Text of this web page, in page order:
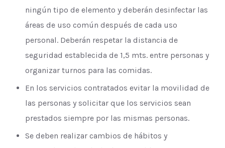
ningún tipo de elemento y deberán desinfectar las
áreas de uso común después de cada uso
personal. Deberán respetar la distancia de
seguridad establecida de 1,5 mts. entre personas y
organizar turnos para las comidas.
En los servicios contratados evitar la movilidad de
las personas y solicitar que los servicios sean
prestados siempre por las mismas personas.
Se deben realizar cambios de hábitos y